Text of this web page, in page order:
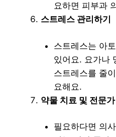
요하면 피부과
스트레스 관리하기
스트레스는 아
있어요. 요가나
스트레스를 줄
요해요.
약물 치료 및 전문
필요하다면 의